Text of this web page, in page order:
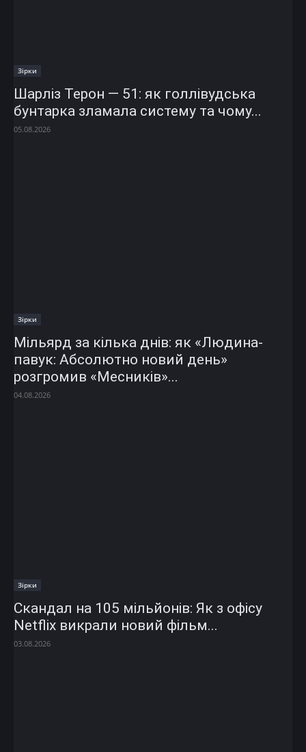
Зірки
Шарліз Терон — 51: як голлівудська
бунтарка зламала систему та чому...
05.08.2026
Зірки
Мільярд за кілька днів: як «Людина-
павук: Абсолютно новий день»
розгромив «Месників»...
04.08.2026
Зірки
Скандал на 105 мільйонів: Як з офісу
Netflix викрали новий фільм...
03.08.2026